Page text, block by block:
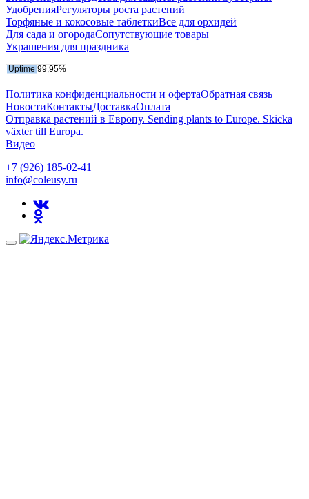
УдобренияРегуляторы роста растений
Торфяные и кокосовые таблеткиВсе для орхидей
Для сада и огородаСопутствующие товары
Украшения для праздника
Политика конфиденциальности и офертаОбратная связь
НовостиКонтактыДоставкаОплата
Отправка растений в Европу. Sending plants to Europe. Skicka
växter till Europa.
Видео
+7 (926) 185-02-41
info@coleusy.ru